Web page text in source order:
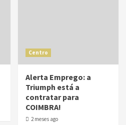
Centro
Alerta Emprego: a
Triumph está a
contratar para
COIMBRA!
2 meses ago